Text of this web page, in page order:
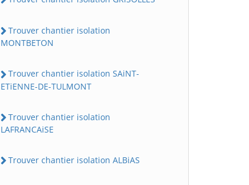
Trouver chantier isolation
MONTBETON
Trouver chantier isolation SAiNT-
ETiENNE-DE-TULMONT
Trouver chantier isolation
LAFRANCAiSE
Trouver chantier isolation ALBiAS